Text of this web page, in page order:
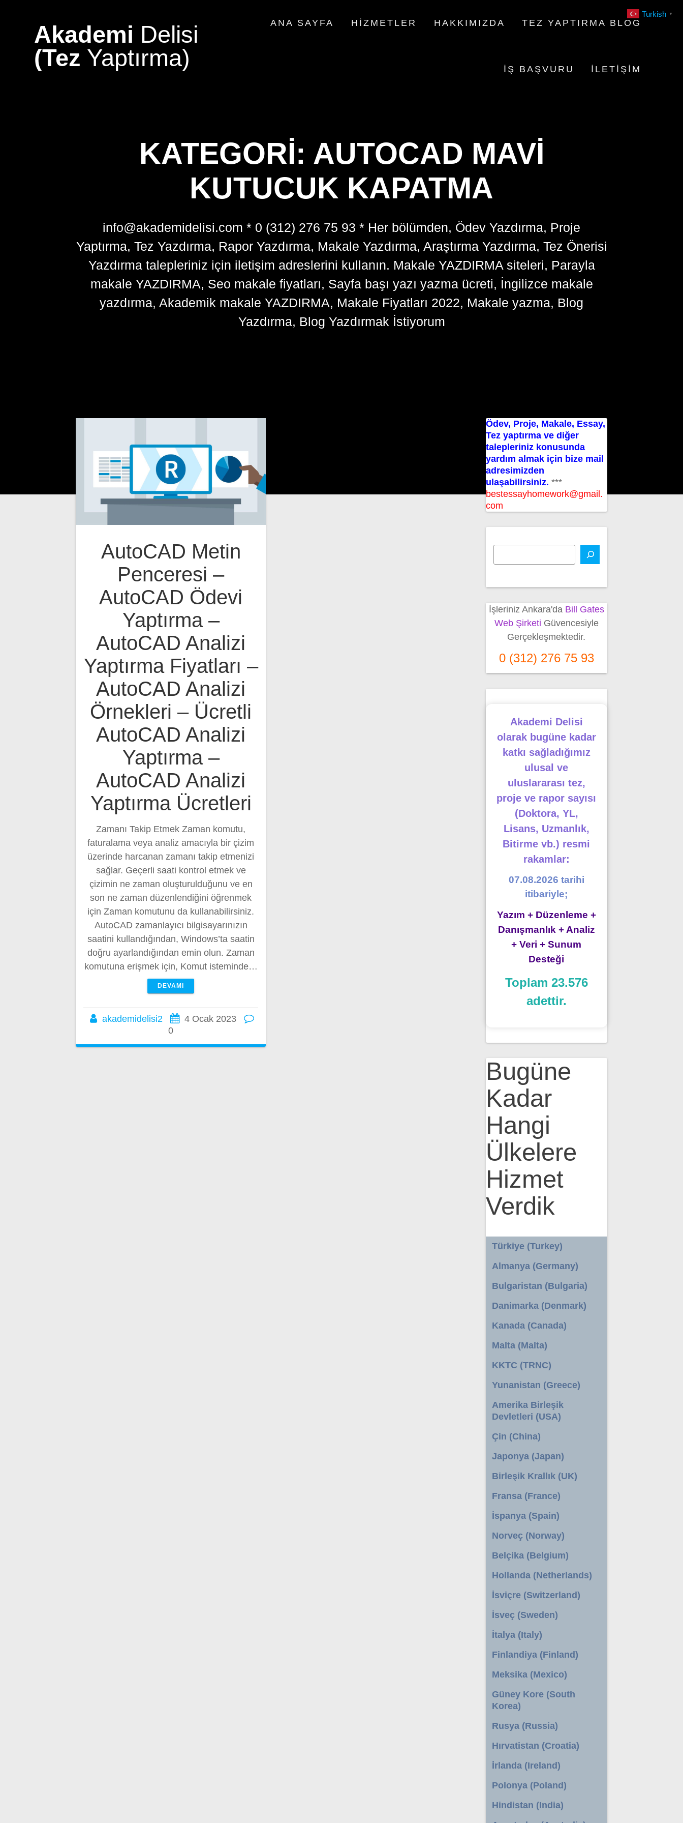
Akademi Delisi
(Tez Yaptırma)
ANA SAYFA HIZMETLER HAKKIMIZDA TEZ YAPTIRMA BLOG
İŞ BAŞVURU İLETIŞIM
KATEGORI: AUTOCAD MAVI
KUTUCUK KAPATMA
info@akademidelisi.com * 0 (312) 276 75 93 * Her bölümden, Ödev Yazdırma, Proje
Yaptırma, Tez Yazdırma, Rapor Yazdırma, Makale Yazdırma, Araştırma Yazdırma, Tez Önerisi
Yazdırma talepleriniz için iletişim adreslerini kullanın. Makale YAZDIRMA siteleri, Parayla
makale YAZDIRMA, Seo makale fiyatları, Sayfa başı yazı yazma ücreti, İngilizce makale
yazdırma, Akademik makale YAZDIRMA, Makale Fiyatları 2022, Makale yazma, Blog
Yazdırma, Blog Yazdırmak İstiyorum
AutoCAD Metin
Penceresi –
AutoCAD Ödevi
Yaptırma –
AutoCAD Analizi
Yaptırma Fiyatları –
AutoCAD Analizi
Örnekleri – Ücretli
AutoCAD Analizi
Yaptırma –
AutoCAD Analizi
Yaptırma Ücretleri
Zamanı Takip Etmek Zaman komutu,
faturalama veya analiz amacıyla bir çizim
üzerinde harcanan zamanı takip etmenizi
sağlar. Geçerli saati kontrol etmek ve
çizimin ne zaman oluşturulduğunu ve en
son ne zaman düzenlendiğini öğrenmek
için Zaman komutunu da kullanabilirsiniz.
AutoCAD zamanlayıcı bilgisayarınızın
saatini kullandığından, Windows’ta saatin
doğru ayarlandığından emin olun. Zaman
komutuna erişmek için, Komut isteminde…
DEVAMI
akademidelisi2
4 Ocak 2023
0
Ödev, Proje, Makale, Essay,
Tez yaptırma ve diğer
talepleriniz konusunda
yardım almak için bize mail
adresimizden
ulaşabilirsiniz. ***
bestessayhomework@gmail.
com
İşleriniz Ankara'da Bill Gates
Web Şirketi Güvencesiyle
Gerçekleşmektedir.
0 (312) 276 75 93
Akademi Delisi
olarak bugüne kadar
katkı sağladığımız
ulusal ve
uluslararası tez,
proje ve rapor sayısı
(Doktora, YL,
Lisans, Uzmanlık,
Bitirme vb.) resmi
rakamlar:
07.08.2026 tarihi
itibariyle;
Yazım + Düzenleme +
Danışmanlık + Analiz
+ Veri + Sunum
Desteği
Toplam 23.576
adettir.
Bugüne
Kadar
Hangi
Ülkelere
Hizmet
Verdik
Türkiye (Turkey)
Almanya (Germany)
Bulgaristan (Bulgaria)
Danimarka (Denmark)
Kanada (Canada)
Malta (Malta)
KKTC (TRNC)
Yunanistan (Greece)
Amerika Birleşik
Devletleri (USA)
Çin (China)
Japonya (Japan)
Birleşik Krallık (UK)
Fransa (France)
İspanya (Spain)
Norveç (Norway)
Belçika (Belgium)
Hollanda (Netherlands)
İsviçre (Switzerland)
İsveç (Sweden)
İtalya (Italy)
Finlandiya (Finland)
Meksika (Mexico)
Güney Kore (South
Korea)
Rusya (Russia)
Hırvatistan (Croatia)
İrlanda (Ireland)
Polonya (Poland)
Hindistan (India)
Turkish ▼